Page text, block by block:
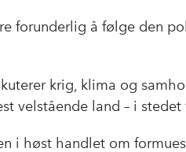
forunderlig å følge den
krig, klima og
velstående land – i
i høst handlet om